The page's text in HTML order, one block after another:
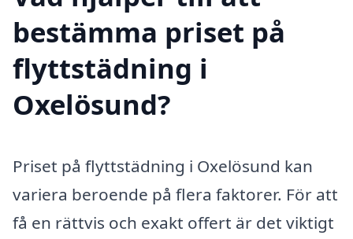
bestämma priset på
flyttstädning i
Oxelösund?
Priset på flyttstädning i Oxelösund kan
variera beroende på flera faktorer. För att
få en rättvis och exakt offert är det viktigt